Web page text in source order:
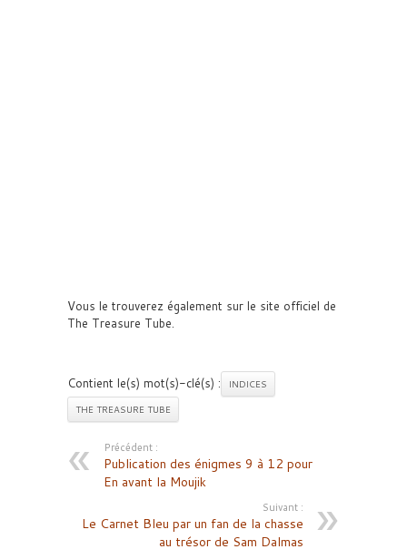
Vous le trouverez également sur le site officiel de
The Treasure Tube.
Contient le(s) mot(s)-clé(s) :
INDICES
THE TREASURE TUBE
Précédent :
Publication des énigmes 9 à 12 pour
En avant la Moujik
Suivant :
Le Carnet Bleu par un fan de la chasse
au trésor de Sam Dalmas